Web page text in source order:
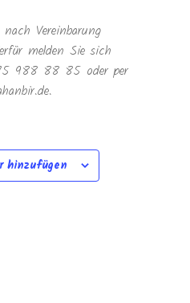
Vereinbarung
melden Sie sich
988 88 85 oder per
hinzufügen